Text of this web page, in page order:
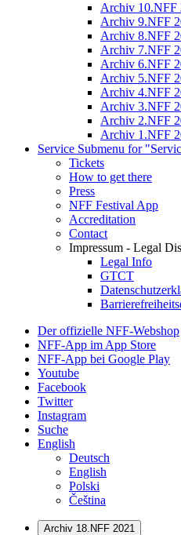
Archiv 10.NFF
Archiv 9.NFF
Archiv 8.NFF
Archiv 7.NFF
Archiv 6.NFF
Archiv 5.NFF
Archiv 4.NFF
Archiv 3.NFF
Archiv 2.NFF
Archiv 1.NFF
Service Submenu for
Tickets
How to get there
Press
NFF Festival App
Accreditation
Contact
Impressum - Legal
Legal Info
GTCT
Der offizielle NFF-Webshop
NFF-App im App Store
NFF-App bei Google Play
Youtube
Facebook
Twitter
Instagram
Suche
English
Deutsch
English
Polski
Čeština
Archiv 18.NFF 2021